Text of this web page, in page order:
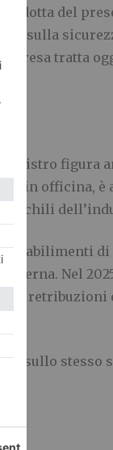
del
e sulla
tratta
registro figura
in officina, è
stabilimenti di
Nel
retribuzioni
sullo stesso